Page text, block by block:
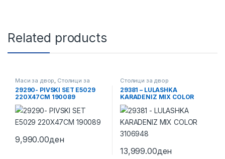
Related products
Маси за двор, Столици за
двор
29290- PIVSKI SET E5029
220X47CM 190089
9,990.00ден
Столици за двор
29381 – LULASHKA
KARADENIZ MIX COLOR
3106948
13,999.00ден